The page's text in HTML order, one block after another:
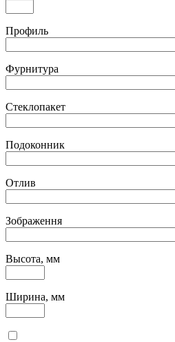
Профиль
Фурнитура
Стеклопакет
Подоконник
Отлив
Зображення
Высота, мм
Ширина, мм